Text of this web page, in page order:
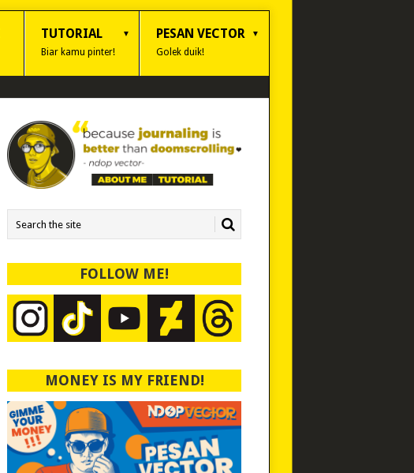
TUTORIAL
Biar kamu pinter!
PESAN VECTOR
Golek duik!
FOLLOW ME!
MONEY IS MY FRIEND!